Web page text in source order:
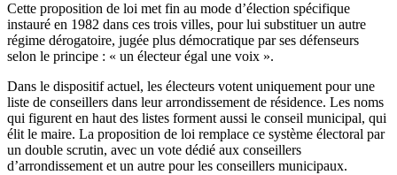
Cette proposition de loi met fin au mode d’élection spécifique
instauré en 1982 dans ces trois villes, pour lui substituer un autre
régime dérogatoire, jugée plus démocratique par ses défenseurs
selon le principe : « un électeur égal une voix ».
Dans le dispositif actuel, les électeurs votent uniquement pour une
liste de conseillers dans leur arrondissement de résidence. Les noms
qui figurent en haut des listes forment aussi le conseil municipal, qui
élit le maire. La proposition de loi remplace ce système électoral par
un double scrutin, avec un vote dédié aux conseillers
d’arrondissement et un autre pour les conseillers municipaux.